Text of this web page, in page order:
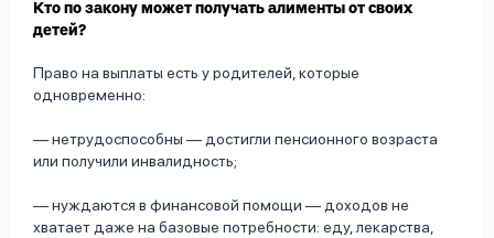
Кто по закону может получать алименты от своих
детей?
Право на выплаты есть у родителей, которые
одновременно:
— нетрудоспособны — достигли пенсионного возраста
или получили инвалидность;
— нуждаются в финансовой помощи — доходов не
хватает даже на базовые потребности: еду, лекарства,
Войти под другим номером
вопросы